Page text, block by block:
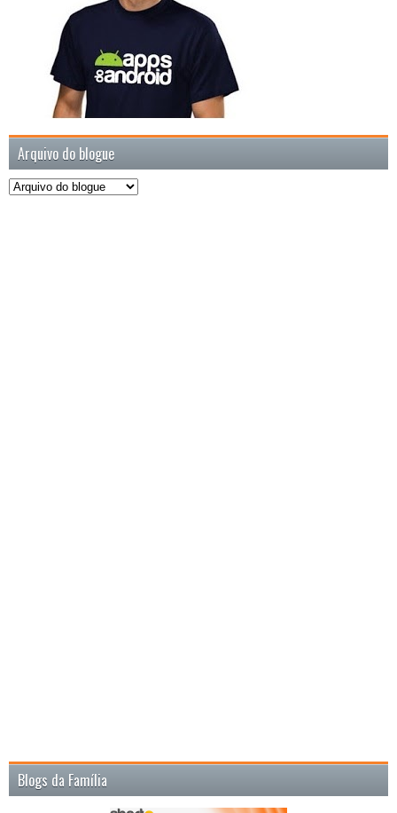
Arquivo do blogue
Blogs da Família